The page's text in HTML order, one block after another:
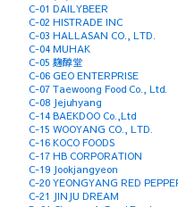
C-01 DAILYBEER
C-02 HISTRADE INC
C-03 HALLASAN CO., LTD.
C-04 MUHAK
C-05 麹醇堂
C-06 GEO ENTERPRISE
C-07 Taewoong Food Co., Ltd.
C-08 Jejuhyang
C-14 BAEKDOO Co.,Ltd
C-15 WOOYANG CO., LTD.
C-16 KOCO FOODS
C-17 HB CORPORATION
C-19 Jookjangyeon
C-20 YEONGYANG RED
C-21 JINJU DREAM